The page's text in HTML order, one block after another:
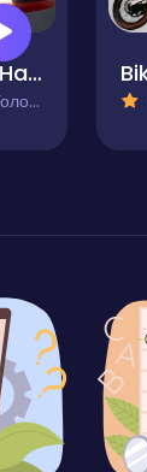
Traffic Hater